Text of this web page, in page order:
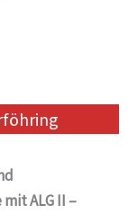
ALG II –